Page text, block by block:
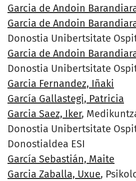
Garcia de Andoin
Garcia de Andoin
Donostia Unibertsitate
Garcia de Andoin
Donostia Unibertsitate
Garcia Fernandez, Iñaki
García Gallastegi, Patricia
Garcia Saez, Iker,
Donostia Unibertsitate
Donostialdea ESI
García Sebastián, Maite
Garcia Zaballa, Uxue,